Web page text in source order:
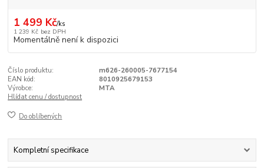
1 499 Kč/ks
1 239 Kč bez DPH
Momentálně není k dispozici
Číslo produktu:
m626-260005-7677154
EAN kód:
8010925679153
Výrobce:
MTA
Hlídat cenu / dostupnost
Do oblíbených
Kompletní specifikace